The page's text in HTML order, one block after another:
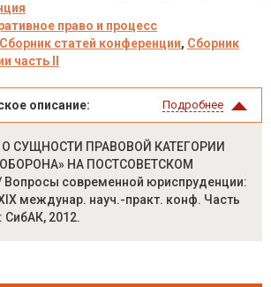
право и процесс
Сборник статей конференции, Сборник
часть II
описание: Подробнее
О СУЩНОСТИ ПРАВОВОЙ КАТЕГОРИИ
НА ПОСТСОВЕТСКОМ
современной юриспруденции:
междунар. науч.-практ. конф. Часть
СибАК, 2012.